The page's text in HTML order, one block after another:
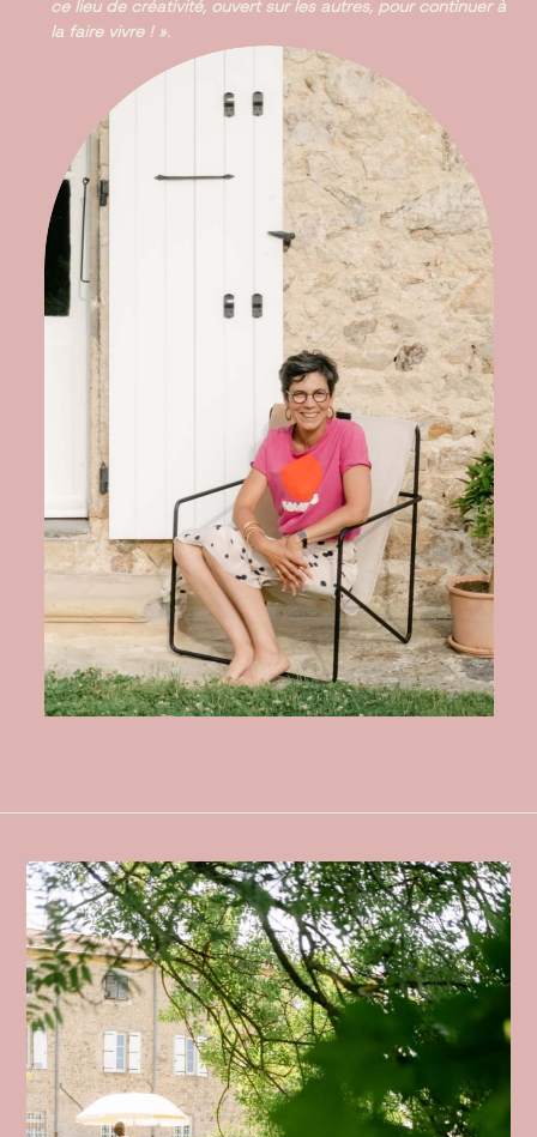
ce lieu de créativité, ouvert sur les autres, pour continuer à
la faire vivre ! ».